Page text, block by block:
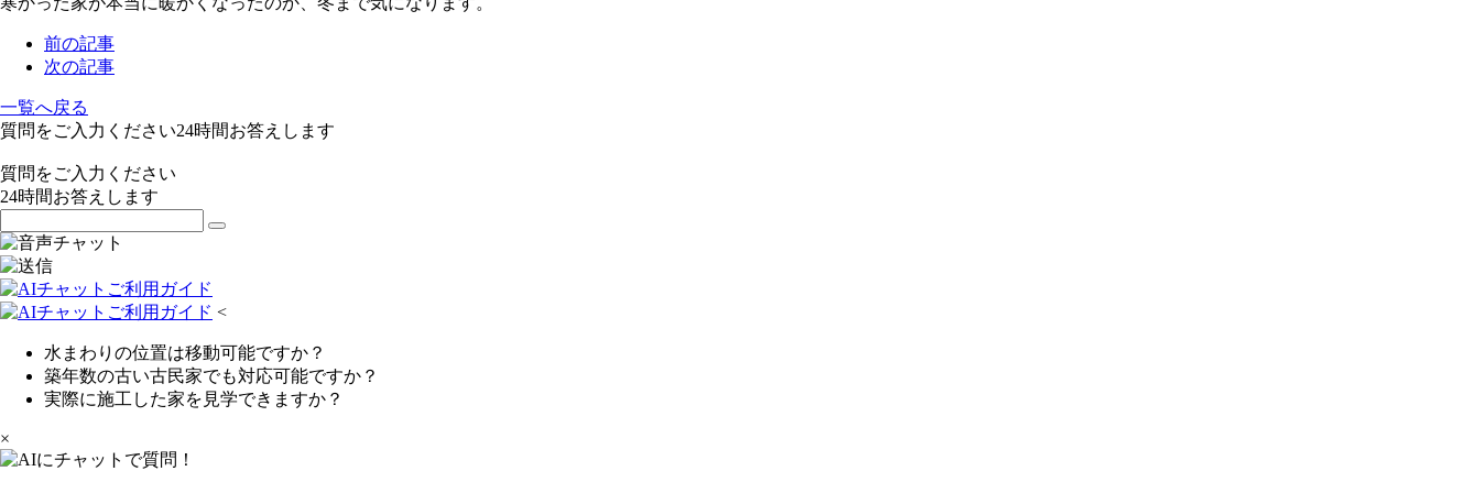
前の記事
次の記事
一覧へ戻る
質問をご入力ください24時間お答えします
質問をご入力ください
24時間お答えします
<
水まわりの位置は移動可能ですか？
築年数の古い古民家でも対応可能ですか？
実際に施工した家を見学できますか？
×